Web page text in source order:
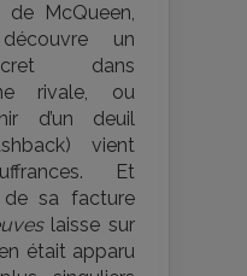
McQueen,
un
dans
rivale, ou
d’un deuil
vient
Et
sa facture
laisse sur
était apparu